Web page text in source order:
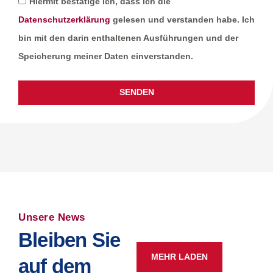
Datenschutzerklärung gelesen und verstanden habe. Ich
bin mit den darin enthaltenen Ausführungen und der
Speicherung meiner Daten einverstanden.
SENDEN
Unsere News
Bleiben Sie
auf dem
MEHR LADEN